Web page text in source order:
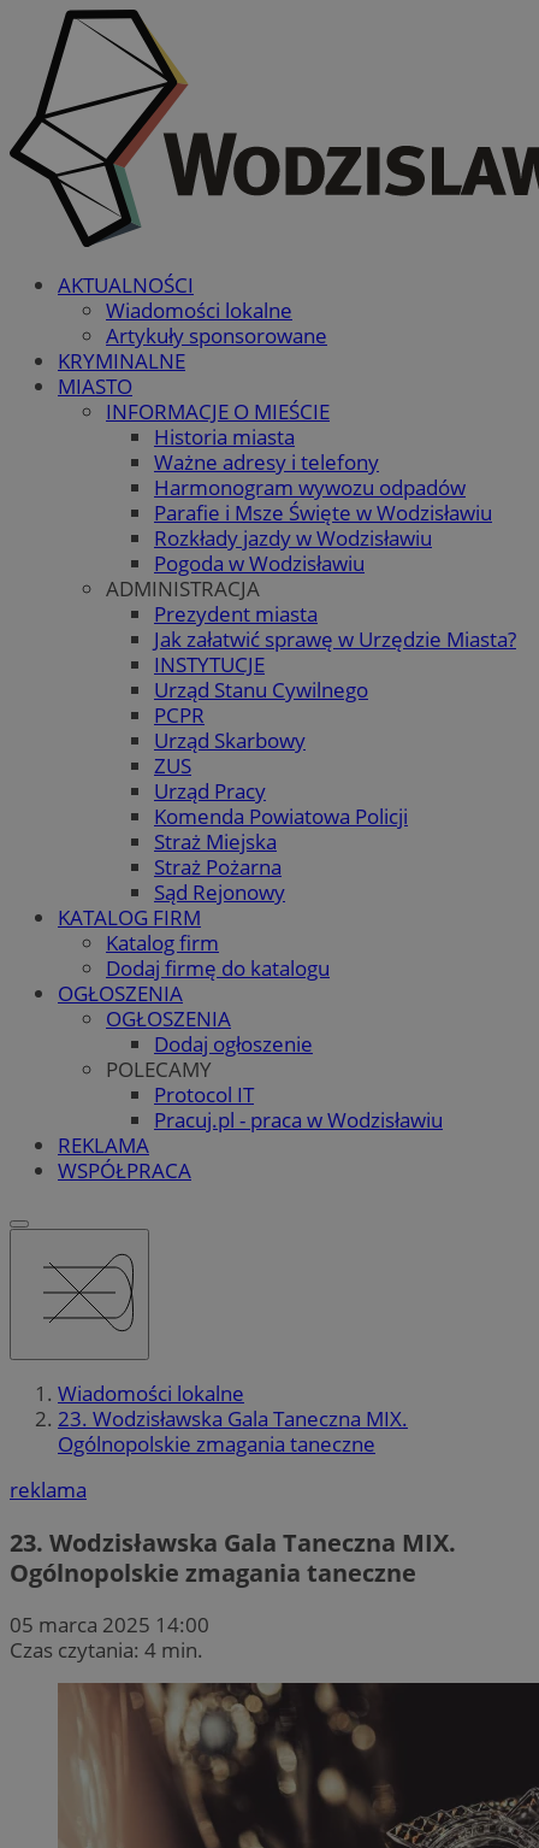
AKTUALNOŚCI
Wiadomości lokalne
Artykuły sponsorowane
KRYMINALNE
MIASTO
INFORMACJE O MIEŚCIE
Historia miasta
Ważne adresy i telefony
Harmonogram wywozu odpadów
Parafie i Msze Święte w Wodzisławiu
Rozkłady jazdy w Wodzisławiu
Pogoda w Wodzisławiu
ADMINISTRACJA
Prezydent miasta
Jak załatwić sprawę w Urzędzie Miasta?
INSTYTUCJE
Urząd Stanu Cywilnego
PCPR
Urząd Skarbowy
ZUS
Urząd Pracy
Komenda Powiatowa Policji
Straż Miejska
Straż Pożarna
Sąd Rejonowy
KATALOG FIRM
Katalog firm
Dodaj firmę do katalogu
OGŁOSZENIA
OGŁOSZENIA
Dodaj ogłoszenie
POLECAMY
Protocol IT
Pracuj.pl - praca w Wodzisławiu
REKLAMA
WSPÓŁPRACA
Wiadomości lokalne
23. Wodzisławska Gala Taneczna MIX.
Ogólnopolskie zmagania taneczne
reklama
23. Wodzisławska Gala Taneczna MIX.
Ogólnopolskie zmagania taneczne
05 marca 2025 14:00
Czas czytania: 4 min.